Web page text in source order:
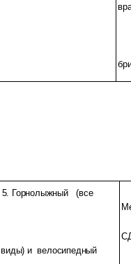
5. Горнолыжный (все
виды) и велосипедный